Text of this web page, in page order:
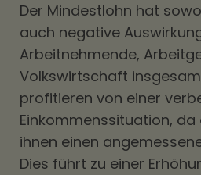
Der Mindestlohn hat
auch negative
Arbeitnehmende,
Volkswirtschaft
profitieren von einer
Einkommenssituation,
ihnen einen
Dies führt zu einer